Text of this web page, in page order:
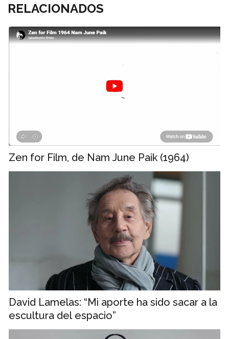
RELACIONADOS
Zen for Film, de Nam June Paik (1964)
David Lamelas: “Mi aporte ha sido sacar a la
escultura del espacio”